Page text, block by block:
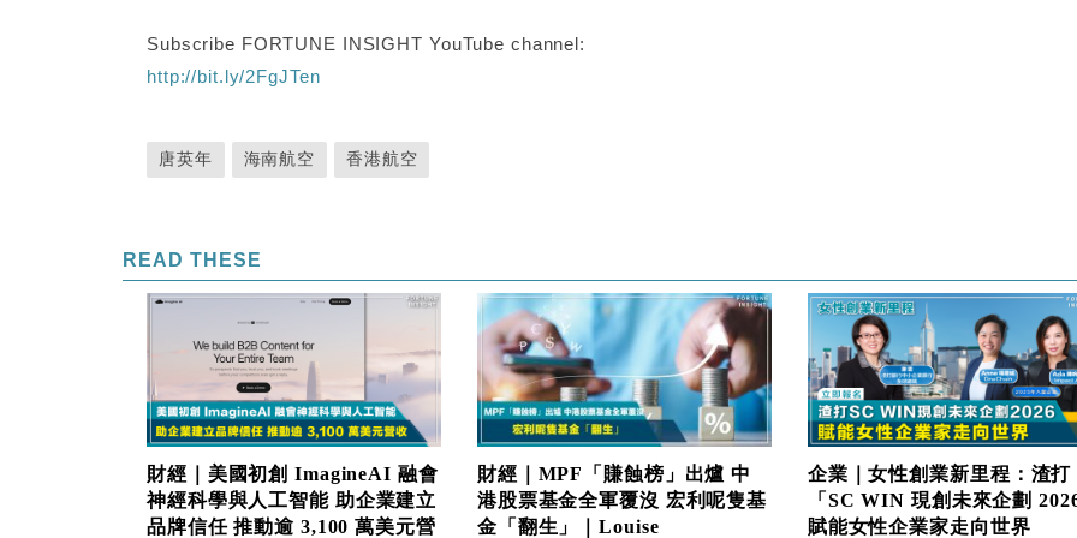
Subscribe FORTUNE INSIGHT YouTube channel:
http://bit.ly/2FgJTen
唐英年 海南航空 香港航空
READ THESE
財經｜美國初創 ImagineAI 融會
神經科學與人工智能 助企業建立
品牌信任 推動逾 3,100 萬美元營
財經｜MPF「賺蝕榜」出爐 中
港股票基金全軍覆沒 宏利呢隻基
金「翻生」｜Louise
企業｜女性創業新里程：渣打
「SC WIN 現創未來企劃
賦能女性企業家走向世界